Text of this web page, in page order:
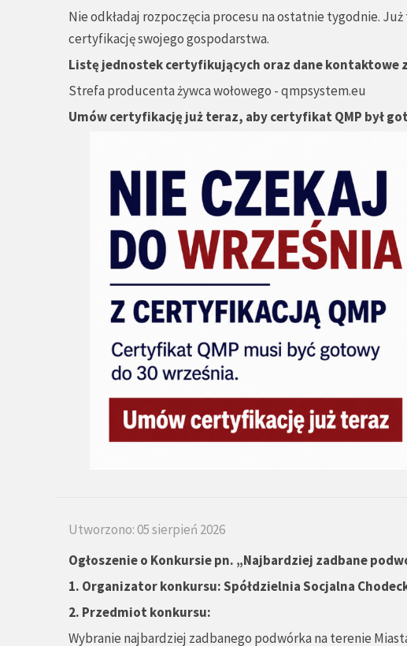
Nie odkładaj rozpoczęcia procesu na ostatnie tygodnie.
certyfikację swojego gospodarstwa.
Listę jednostek certyfikujących oraz dane kontaktowe
Strefa producenta żywca wołowego - qmpsystem.eu
Umów certyfikację już teraz, aby certyfikat QMP był
Utworzono: 05 sierpień 2026
Ogłoszenie o Konkursie pn. „Najbardziej zadbane
1. Organizator konkursu: Spółdzielnia Socjalna
2. Przedmiot konkursu:
Wybranie najbardziej zadbanego podwórka na terenie